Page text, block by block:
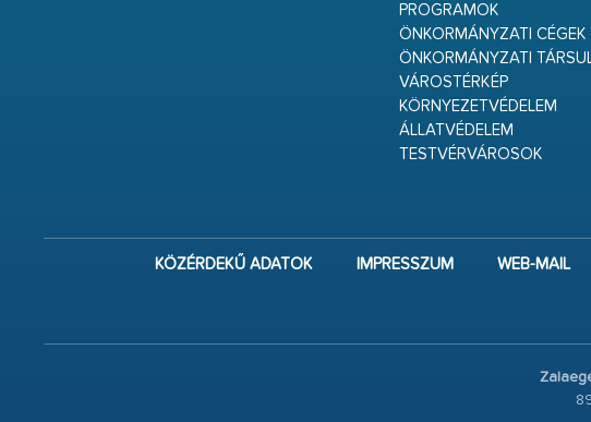
PROGRAMOK
ÖNKORMÁNYZATI CÉGEK
ÖNKORMÁNYZATI
VÁROSTÉRKÉP
KÖRNYEZETVÉDELEM
ÁLLATVÉDELEM
TESTVÉRVÁROSOK
KÖZÉRDEKŰ ADATOK IMPRESSZUM WEB-MAIL